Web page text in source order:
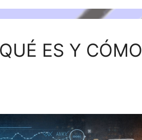
ES Y CÓMO